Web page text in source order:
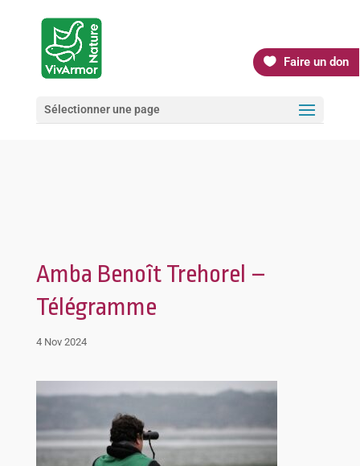
Faire un don
Sélectionner une page
Amba Benoît Trehorel –
Télégramme
4 Nov 2024